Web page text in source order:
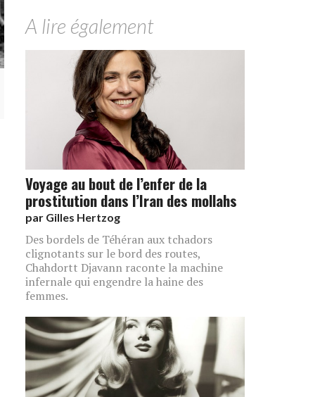
A lire également
Voyage au bout de l’enfer de la
prostitution dans l’Iran des mollahs
par Gilles Hertzog
Des bordels de Téhéran aux tchadors
clignotants sur le bord des routes,
Chahdortt Djavann raconte la machine
infernale qui engendre la haine des
femmes.